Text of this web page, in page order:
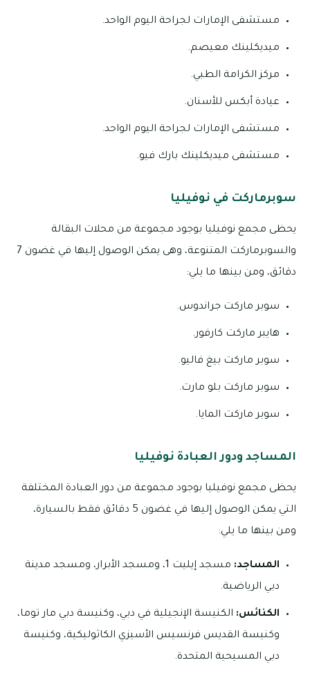
مستشفى الإمارات لجراحة اليوم الواحد.
ميديكلينك معيصم.
مركز الكرامة الطبي.
عيادة أبكس للأسنان.
مستشفى الإمارات لجراحة اليوم الواحد.
مستشفى ميديكلينك بارك فيو.
سوبرماركت في نوفيليا
يحظى مجمع نوفيليا بوجود مجموعة من محلات البقالة
والسوبرماركت المتنوعة، وهى يمكن الوصول إليها في غضون 7
دقائق، ومن بينها ما يلي:
سوبر ماركت جراندوس.
هايبر ماركت كارفور.
سوبر ماركت بيغ فاليو.
سوبر ماركت بلو مارت.
سوبر ماركت المايا.
المساجد ودور العبادة نوفيليا
يحظى مجمع نوفيليا بوجود مجموعة من دور العبادة المختلفة
التي يمكن الوصول إليها في غضون 5 دقائق فقط بالسيارة،
ومن بينها ما يلي:
المساجد:
مسجد إيليت 1، ومسجد الأبرار، ومسجد مدينة
دبي الرياضية.
الكنائس: الكنيسة الإنجيلية في دبي، وكنيسة دبي مار توما،
وكنيسة القديس فرنسيس الأسيزي الكاثوليكية، وكنيسة
دبي المسيحية المتحدة.